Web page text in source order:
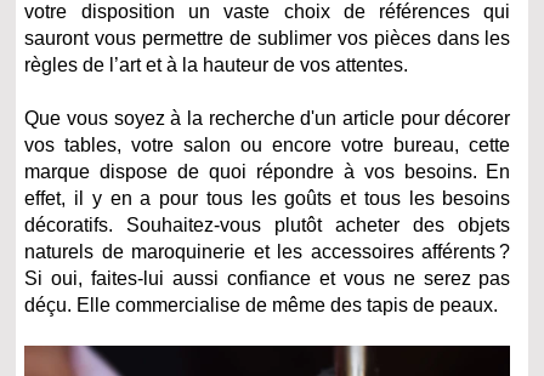
votre disposition un vaste choix de références qui
sauront vous permettre de sublimer vos pièces dans les
règles de l’art et à la hauteur de vos attentes.
Que vous soyez à la recherche d'un article pour décorer
vos tables, votre salon ou encore votre bureau, cette
marque dispose de quoi répondre à vos besoins. En
effet, il y en a pour tous les goûts et tous les besoins
décoratifs. Souhaitez-vous plutôt acheter des objets
naturels de maroquinerie et les accessoires afférents ?
Si oui, faites-lui aussi confiance et vous ne serez pas
déçu. Elle commercialise de même des tapis de peaux.